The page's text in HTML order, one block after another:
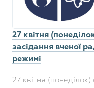
27 квітня
засідання вченої
режимі
27 квітня